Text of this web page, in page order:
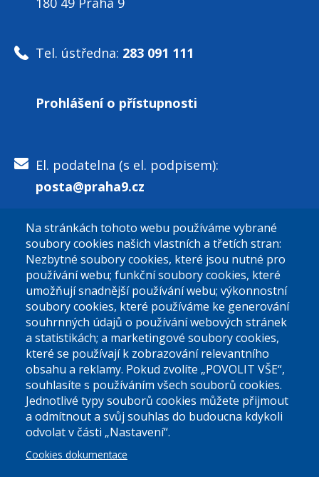
Tel. ústředna: 283 091 111
Prohlášení o přístupnosti
El. podatelna (s el. podpisem):
posta@praha9.cz
El. podatelna (bez el. podpisu):
podatelna@praha9.cz
Úřední dny:
Po a St: 08.00-12.00; 13.00-18.00
Úřední hodiny
Na stránkách tohoto webu používáme vybrané
soubory cookies našich vlastních a třetích stran:
Nezbytné soubory cookies, které jsou nutné pro
používání webu; funkční soubory cookies, které
umožňují snadnější používání webu; výkonnostní
soubory cookies, které používáme ke generování
souhrnných údajů o používání webových stránek
a statistikách; a marketingové soubory cookies,
které se používají k zobrazování relevantního
obsahu a reklamy. Pokud zvolíte „POVOLIT VŠE“,
souhlasíte s používáním všech souborů cookies.
Jednotlivé typy souborů cookies můžete přijmout
a odmítnout a svůj souhlas do budoucna kdykoli
odvolat v části „Nastavení“.
Cookies dokumentace